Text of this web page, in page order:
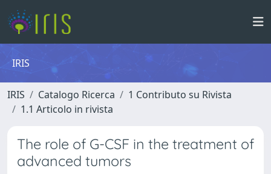
IRIS
IRIS Catalogo Ricerca
1 Contributo su Rivista
1.1 Articolo in rivista
The role of G-CSF in the treatment of
advanced tumors